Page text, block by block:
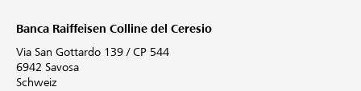
Banca Raiffeisen Colline del Ceresio
Via San Gottardo 139 / CP 544
6942 Savosa
Schweiz